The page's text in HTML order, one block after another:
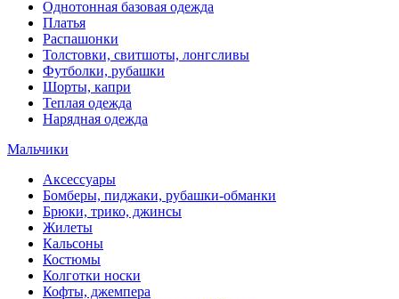
Однотонная базовая одежда
Платья
Распашонки
Толстовки, свитшоты, лонгсливы
Футболки, рубашки
Шорты, капри
Теплая одежда
Нарядная одежда
Мальчики
Аксессуары
Бомберы, пиджаки, рубашки-обманки
Брюки, трико, джинсы
Жилеты
Кальсоны
Костюмы
Колготки носки
Кофты, джемпера